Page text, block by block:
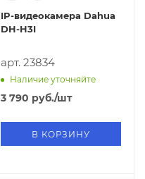
IP-видеокамера Dahua
DH-H3I
арт. 23834
Наличие уточняйте
3 790 руб./шт
В КОРЗИНУ